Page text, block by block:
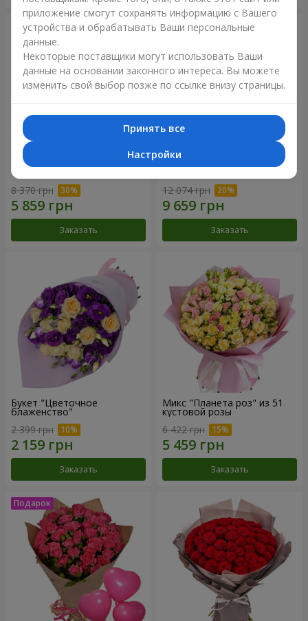
Букет "Сила Любви!"
8 370 грн
Заказать
Романтический букет
12 074 грн
Заказать
Букет "Цветочное
блаженство"
2 399 грн
Заказать
Микс "Планета роз" из 51
кустовой розы
6 422 грн
Заказать
приложение смогут сохранять информацию с Вашего
устройства и обрабатывать Ваши персональные
данные.
Некоторые поставщики могут использовать Ваши
данные на основании законного интереса. Вы можете
изменить свой выбор позже по ссылке внизу страницы.
Принять все
Настройки